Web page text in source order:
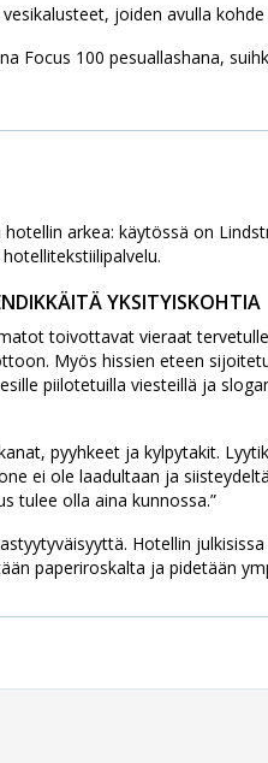
joiden avulla
Focus 100 pesuallashana,
arkea: käytössä on
YKSITYISKOHTIA
toivottavat vieraat
Myös hissien eteen
piilotetuilla viesteillä ja
pyyhkeet ja kylpytakit.
ei ole laadultaan ja
tulee olla aina kunnossa.”
Hotellin
paperiroskalta ja pidetään